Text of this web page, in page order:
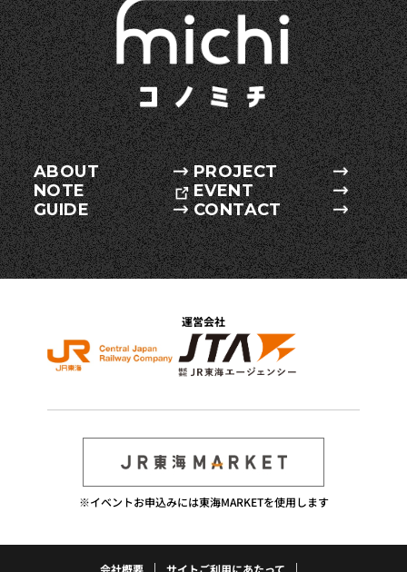
ABOUT
PROJECT
NOTE
EVENT
GUIDE
CONTACT
運営会社
※イベントお申込みには東海MARKETを使用します